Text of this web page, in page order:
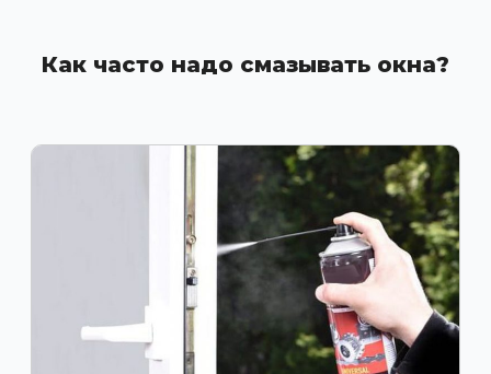
Как часто надо смазывать окна?